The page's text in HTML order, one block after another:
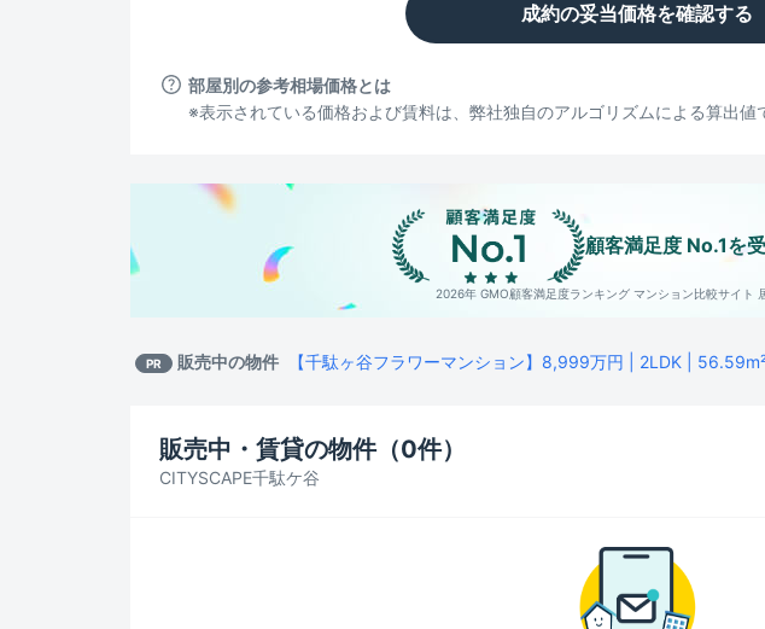
成約の妥当価格を確認する
部屋別の参考相場価格とは
※表示されている価格および賃料は、弊社独自のアルゴリズムによる算出値
顧客満足度 No.1を
2026年 GMO顧客満足度ランキング マンション比較サイト
PR 販売中の物件 【千駄ヶ谷フラワーマンション】8,999万円 | 2LDK |
CITYSCAPE千駄ケ谷
販売中・賃貸の物件（0件）